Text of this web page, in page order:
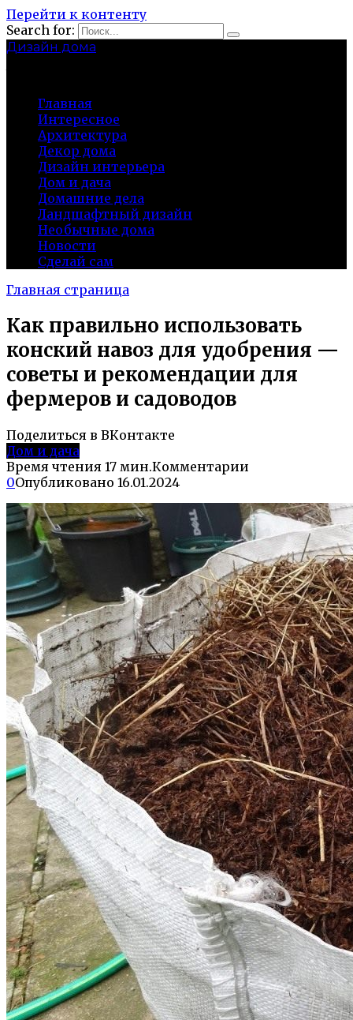
Перейти к контенту
Search for:
Дизайн дома
Главная
Интересное
Архитектура
Декор дома
Дизайн интерьера
Дом и дача
Домашние дела
Ландшафтный дизайн
Необычные дома
Новости
Сделай сам
Главная страница
Как правильно использовать
конский навоз для удобрения —
советы и рекомендации для
фермеров и садоводов
Поделиться в ВКонтакте
Дом и дача
Время чтения 17 мин.Комментарии
0Опубликовано 16.01.2024